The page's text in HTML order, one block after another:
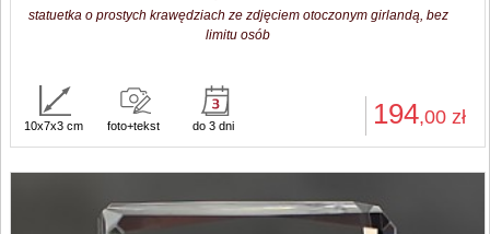
statuetka o prostych krawędziach ze zdjęciem otoczonym girlandą, bez
limitu osób
194,00 zł
10x7x3 cm foto+tekst do 3 dni